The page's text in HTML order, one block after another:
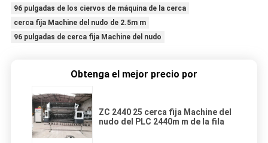
96 pulgadas de los ciervos de máquina de la cerca
cerca fija Machine del nudo de 2.5m m
96 pulgadas de cerca fija Machine del nudo
Obtenga el mejor precio por
ZC 2440 25 cerca fija Machine del
nudo del PLC 2440m m de la fila